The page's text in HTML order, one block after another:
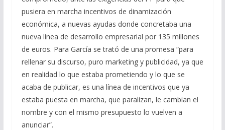
pusiera en marcha incentivos de dinamización
económica, a nuevas ayudas donde concretaba una
nueva línea de desarrollo empresarial por 135 millones
de euros. Para García se trató de una promesa “para
rellenar su discurso, puro marketing y publicidad, ya que
en realidad lo que estaba prometiendo y lo que se
acaba de publicar, es una línea de incentivos que ya
estaba puesta en marcha, que paralizan, le cambian el
nombre y con el mismo presupuesto lo vuelven a
anunciar”.